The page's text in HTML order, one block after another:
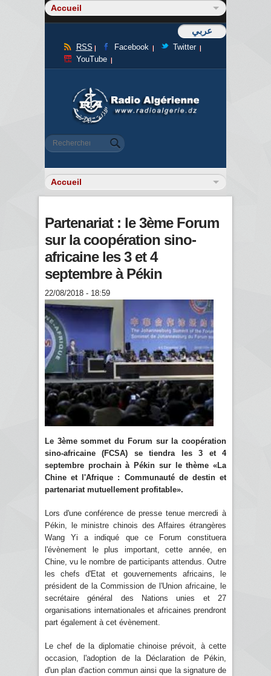
عربي
RSS Facebook
Twitter
YouTube
Formulaire de recherche
Rechercher
Partenariat : le 3ème Forum
sur la coopération sino-
africaine les 3 et 4
septembre à Pékin
22/08/2018 - 18:59
Le 3ème sommet du Forum sur la coopération
sino-africaine (FCSA) se tiendra les 3 et 4
septembre prochain à Pékin sur le thème «La
Chine et l'Afrique : Communauté de destin et
partenariat mutuellement profitable».
Lors d'une conférence de presse tenue mercredi à
Pékin, le ministre chinois des Affaires étrangères
Wang Yi a indiqué que ce Forum constituera
l'évènement le plus important, cette année, en
Chine, vu le nombre de participants attendus. Outre
les chefs d'Etat et gouvernements africains, le
président de la Commission de l'Union africaine, le
secrétaire général des Nations unies et 27
organisations internationales et africaines prendront
part également à cet évènement.
Le chef de la diplomatie chinoise prévoit, à cette
occasion, l'adoption de la Déclaration de Pékin,
d'un plan d'action commun ainsi que la signature de